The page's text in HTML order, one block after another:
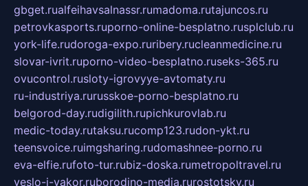
gbget.rualfeihavsalnassr.rumadoma.rutajuncos.ru
petrovkasports.ruporno-online-besplatno.rusplclub.ru
york-life.rudoroga-expo.ruribery.rucleanmedicine.ru
slovar-ivrit.ruporno-video-besplatno.ruseks-365.ru
ovucontrol.rusloty-igrovyye-avtomaty.ru
ru-industriya.rurusskoe-porno-besplatno.ru
belgorod-day.rudigilith.rupichkurovlab.ru
medic-today.rutaksu.rucomp123.rudon-ykt.ru
teensvoice.ruimgsharing.rudomashnee-porno.ru
eva-elfie.rufoto-tur.rubiz-doska.rumetropoltravel.ru
veslo-i-yakor.ruborodino-media.rurostotsky.ru